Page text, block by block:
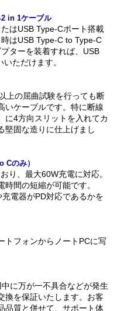
in 1ケーブル
はUSB Type-Cポート搭載
はUSB Type-C to Type-C
ターを装着すれば、USB
ただけます。
上の屈曲試験を行っても断
いケーブルです。特に断線
に4方向スリットを入れてカ
堅固な造りに仕上げまし
Cのみ）
り、最大60W充電に対応。
間の短縮が可能です。
電器がPD対応であるかを
トフォンからノートPCに写
に万が一不具合などが発生
換を保証いたします。お客
品質と併せて、サポート体